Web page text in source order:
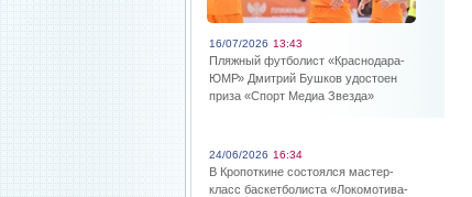
16/07/2026 13:43
Пляжный футболист «Краснодара-
ЮМР» Дмитрий Бушков удостоен
приза «Спорт Медиа Звезда»
24/06/2026 16:34
В Кропоткине состоялся мастер-
класс баскетболиста «Локомотива-